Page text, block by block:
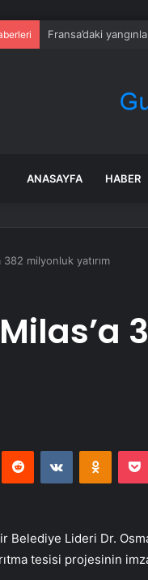
Fransa’daki
ANASAYFA HABER
382 milyonluk yatırım
Reddit VKontakte
Belediye Lideri Dr.
tesisi projesinin